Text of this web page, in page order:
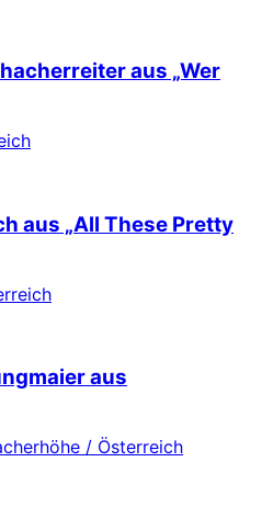
aus „Wer
aus „All These Pretty
aus
/ Österreich